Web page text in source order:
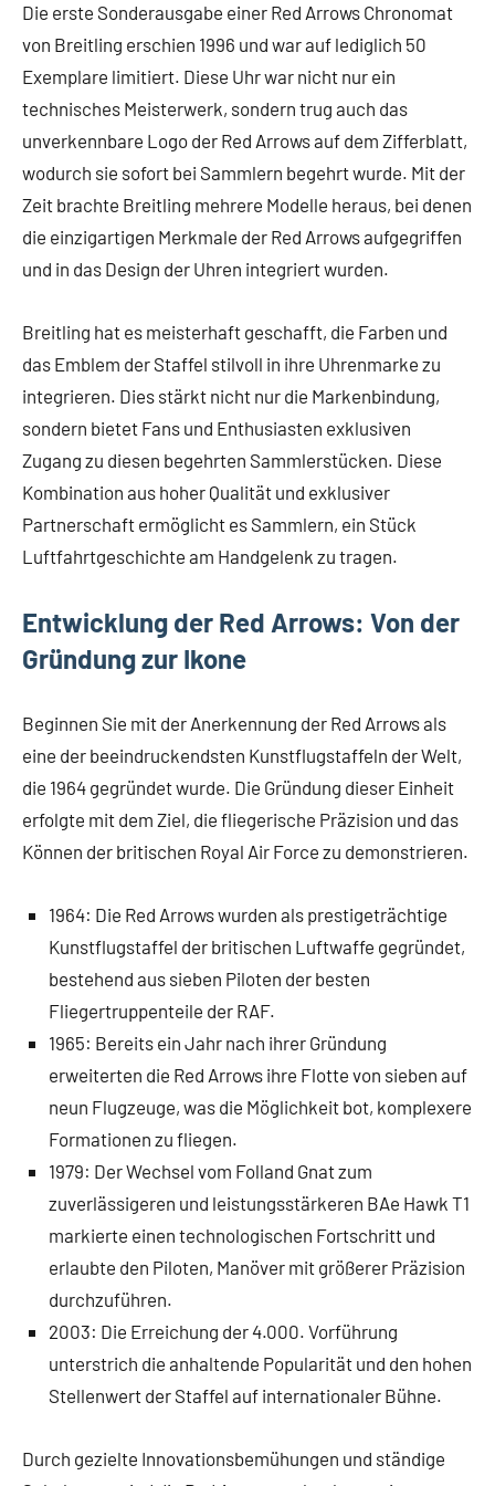
Die erste Sonderausgabe einer Red Arrows Chronomat
von Breitling erschien 1996 und war auf lediglich 50
Exemplare limitiert. Diese Uhr war nicht nur ein
technisches Meisterwerk, sondern trug auch das
unverkennbare Logo der Red Arrows auf dem Zifferblatt,
wodurch sie sofort bei Sammlern begehrt wurde. Mit der
Zeit brachte Breitling mehrere Modelle heraus, bei denen
die einzigartigen Merkmale der Red Arrows aufgegriffen
und in das Design der Uhren integriert wurden.
Breitling hat es meisterhaft geschafft, die Farben und
das Emblem der Staffel stilvoll in ihre Uhrenmarke zu
integrieren. Dies stärkt nicht nur die Markenbindung,
sondern bietet Fans und Enthusiasten exklusiven
Zugang zu diesen begehrten Sammlerstücken. Diese
Kombination aus hoher Qualität und exklusiver
Partnerschaft ermöglicht es Sammlern, ein Stück
Luftfahrtgeschichte am Handgelenk zu tragen.
Entwicklung der Red Arrows: Von der
Gründung zur Ikone
Beginnen Sie mit der Anerkennung der Red Arrows als
eine der beeindruckendsten Kunstflugstaffeln der Welt,
die 1964 gegründet wurde. Die Gründung dieser Einheit
erfolgte mit dem Ziel, die fliegerische Präzision und das
Können der britischen Royal Air Force zu demonstrieren.
1964: Die Red Arrows wurden als prestigeträchtige
Kunstflugstaffel der britischen Luftwaffe gegründet,
bestehend aus sieben Piloten der besten
Fliegertruppenteile der RAF.
1965: Bereits ein Jahr nach ihrer Gründung
erweiterten die Red Arrows ihre Flotte von sieben auf
neun Flugzeuge, was die Möglichkeit bot, komplexere
Formationen zu fliegen.
1979: Der Wechsel vom Folland Gnat zum
zuverlässigeren und leistungsstärkeren BAe Hawk T1
markierte einen technologischen Fortschritt und
erlaubte den Piloten, Manöver mit größerer Präzision
durchzuführen.
2003: Die Erreichung der 4.000. Vorführung
unterstrich die anhaltende Popularität und den hohen
Stellenwert der Staffel auf internationaler Bühne.
Durch gezielte Innovationsbemühungen und ständige